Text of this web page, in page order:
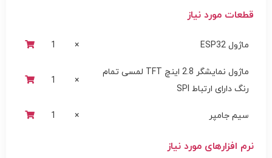
قطعات مورد نیاز
ماژول ESP32 ×
1
ماژول نمایشگر 2.8 اینچ TFT لمسی تمام
رنگ دارای ارتباط SPI
×
1
سیم جامپر ×
1
نرم افزارهای مورد نیاز